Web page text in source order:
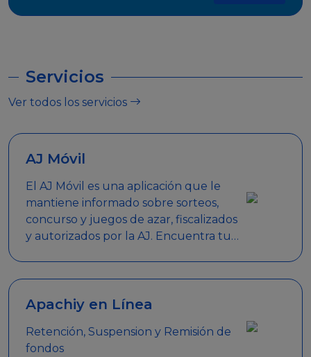
Servicios
Ver todos los servicios
AJ Móvil
El AJ Móvil es una aplicación que le
mantiene informado sobre sorteos,
concurso y juegos de azar, fiscalizados
y autorizados por la AJ. Encuentra tus
clave.
Apachiy en Línea
Retención, Suspension y Remisión de
fondos